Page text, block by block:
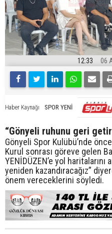
12:33 06
Haber Kaynağı SPOR YENİ
“Gönyeli ruhunu geri
Gönyeli Spor Kulübü’nde
Kurul sonrası göreve gelen
YENİDÜZEN’e yol haritalarını
yeniden kazandıracağız”
önem vereceklerini söyledi.